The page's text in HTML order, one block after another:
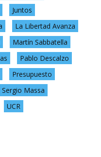
Juntos
La Libertad Avanza
Martín Sabbatella
Pablo Descalzo
Presupuesto
Sergio Massa
UCR